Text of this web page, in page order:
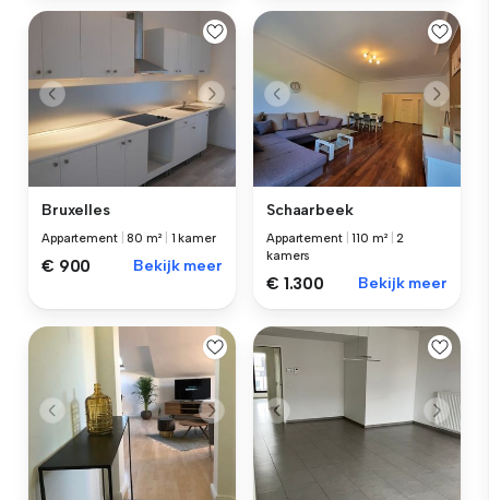
Bruxelles
Appartement |80 m² 1 kamer
€ 900 Bekijk meer
Schaarbeek
Appartement |110 m² |2
kamers
€ 1.300 Bekijk meer